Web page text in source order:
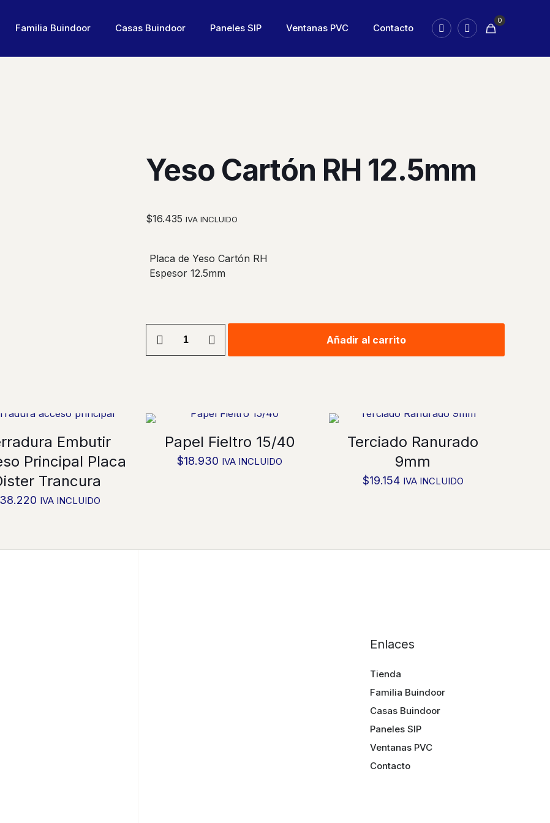
Familia Buindoor Casas Buindoor Paneles SIP Ventanas PVC Contacto
0
Yeso Cartón RH 12.5mm
$16.435 IVA INCLUIDO
Placa de Yeso Cartón RH
Espesor 12.5mm
Cartón
Añadir al carrito
Embutir
Principal Placa
Trancura
38.220 IVA INCLUIDO
Papel Fieltro 15/40
$18.930 IVA INCLUIDO
Terciado Ranurado
9mm
$19.154 IVA INCLUIDO
Enlaces
Tienda
Familia Buindoor
Casas Buindoor
Paneles SIP
Ventanas PVC
Contacto